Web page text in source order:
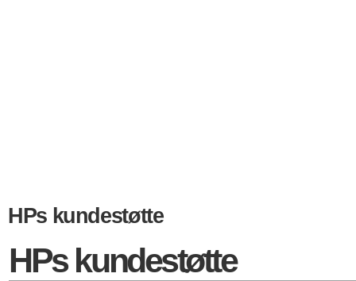
HPs kundestøtte
HPs kundestøtte